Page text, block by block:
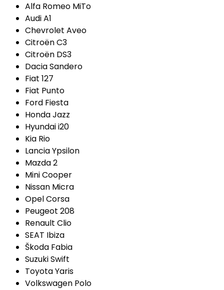
Alfa Romeo MiTo
Audi A1
Chevrolet Aveo
Citroën C3
Citroën DS3
Dacia Sandero
Fiat 127
Fiat Punto
Ford Fiesta
Honda Jazz
Hyundai i20
Kia Rio
Lancia Ypsilon
Mazda 2
Mini Cooper
Nissan Micra
Opel Corsa
Peugeot 208
Renault Clio
SEAT Ibiza
Škoda Fabia
Suzuki Swift
Toyota Yaris
Volkswagen Polo